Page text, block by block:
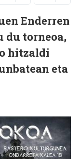
Enderren
du torneoa,
hitzaldi
eta